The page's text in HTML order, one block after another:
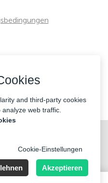
Registered address:
and third-party cookies
web traffic.
Cookie-Einstellungen
Akzeptieren